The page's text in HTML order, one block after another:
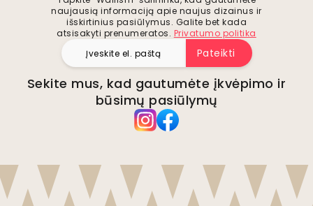
naujausią informaciją apie naujus dizainus ir
išskirtinius pasiūlymus. Galite bet kada
atsisakyti prenumeratos. Privatumo politika
Pateikti
Sekite mus, kad gautumėte įkvėpimo ir
būsimų pasiūlymų